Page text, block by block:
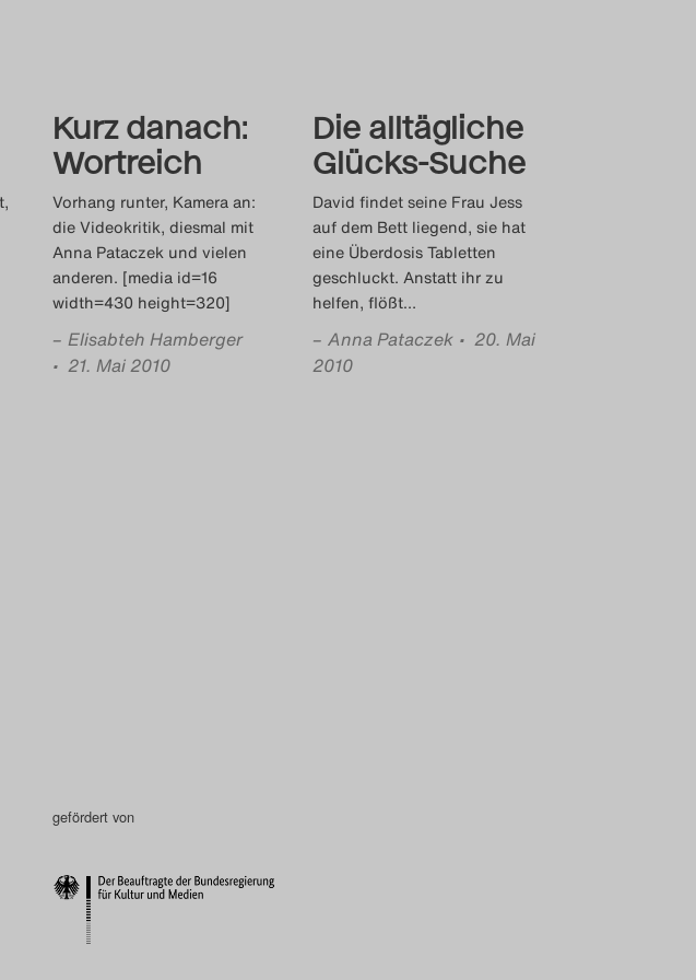
Kurz danach:
Wortreich
Vorhang runter, Kamera an:
die Videokritik, diesmal mit
Anna Pataczek und vielen
anderen. [media id=16
width=430 height=320]
– Elisabteh Hamberger
• 21. Mai 2010
Die alltägliche
Glücks-Suche
David findet seine Frau Jess
auf dem Bett liegend, sie hat
eine Überdosis Tabletten
geschluckt. Anstatt ihr zu
helfen, flößt…
– Anna Pataczek • 20. Mai
2010
gefördert von